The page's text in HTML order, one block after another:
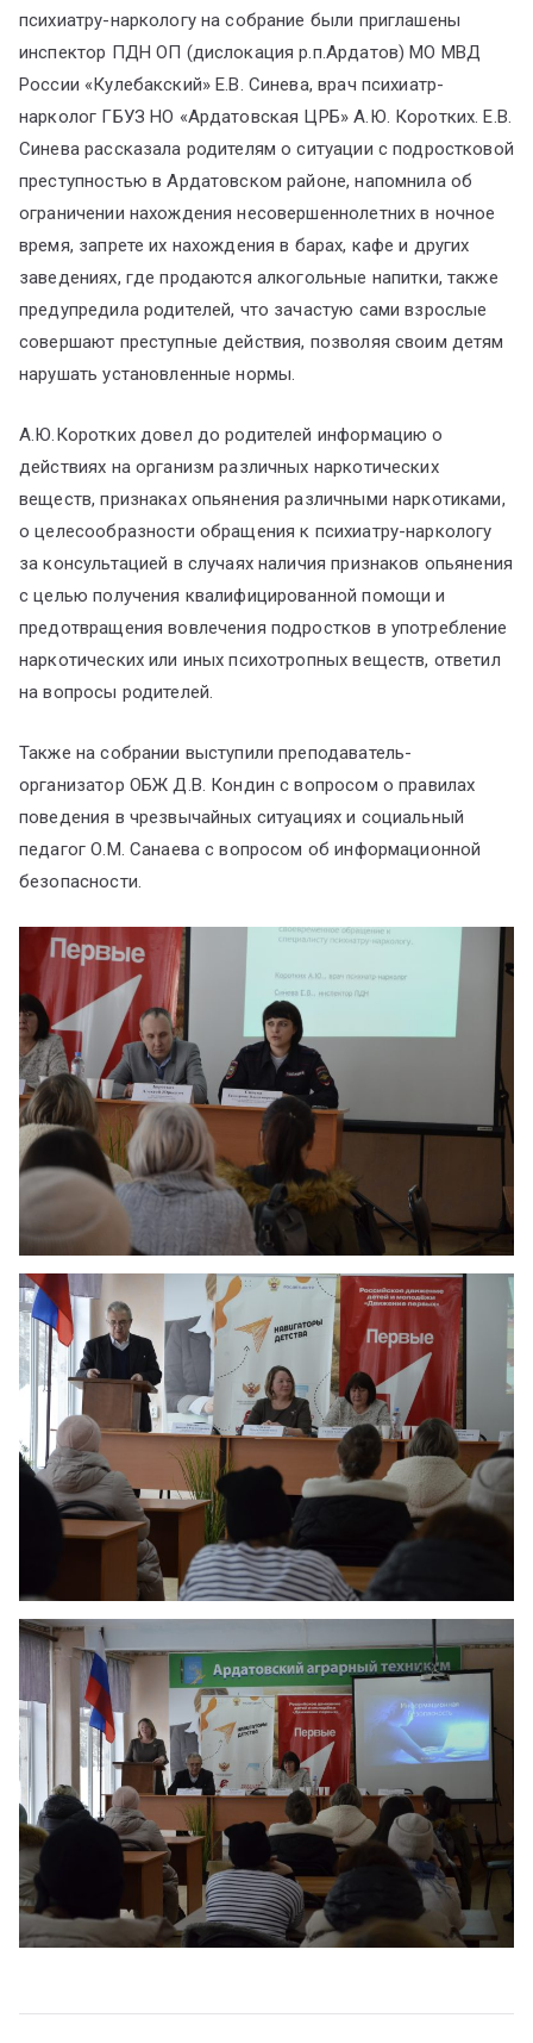
психиатру-наркологу на собрание были приглашены
инспектор ПДН ОП (дислокация р.п.Ардатов) МО МВД
России «Кулебакский» Е.В. Синева, врач психиатр-
нарколог ГБУЗ НО «Ардатовская ЦРБ» А.Ю. Коротких. Е.В.
Синева рассказала родителям о ситуации с подростковой
преступностью в Ардатовском районе, напомнила об
ограничении нахождения несовершеннолетних в ночное
время, запрете их нахождения в барах, кафе и других
заведениях, где продаются алкогольные напитки, также
предупредила родителей, что зачастую сами взрослые
совершают преступные действия, позволяя своим детям
нарушать установленные нормы.
А.Ю.Коротких довел до родителей информацию о
действиях на организм различных наркотических
веществ, признаках опьянения различными наркотиками,
о целесообразности обращения к психиатру-наркологу
за консультацией в случаях наличия признаков опьянения
с целью получения квалифицированной помощи и
предотвращения вовлечения подростков в употребление
наркотических или иных психотропных веществ, ответил
на вопросы родителей.
Также на собрании выступили преподаватель-
организатор ОБЖ Д.В. Кондин с вопросом о правилах
поведения в чрезвычайных ситуациях и социальный
педагог О.М. Санаева с вопросом об информационной
безопасности.